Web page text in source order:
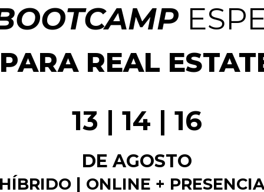
PARA REAL
13 | 14 | 16
DE AGOSTO
| ONLINE +